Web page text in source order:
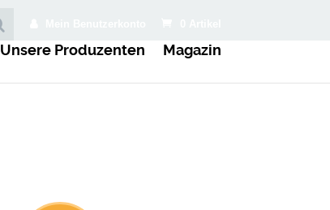
Unsere Produzenten Magazin